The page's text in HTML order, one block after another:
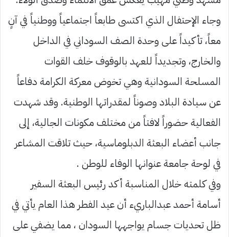
وجاء الإحتفال الذي اكتسى طابعاً اجتماعياً ووطنياً في آنٍ
معاً، تأكيداً على وحدة الصف السوداني في الداخل
والخارج، وتجديداً للعهد بالوقوف خلف القوات
المسلحة السودانية وهي تخوض معركة الكرامة دفاعاً
عن سيادة البلاد وصوناً لمقدراتها الوطنية. وقد شهدت
الفعالية حضوراً لافتاً من مختلف مكونات الجالية، إلى
جانب أعضاء البعثة الدبلوماسية، حيث تلاقت المشاعر
في لوحة جامعة عنوانها الوفاء للوطن .
وفي كلمته خلال المناسبة أكد رئيس البعثة السفير
أسامة أحمد عبدالباريء أن عيد الفطر هذا العام يأتي في
ظل تحديات جسام يواجهها السودان ، مما يضفي على